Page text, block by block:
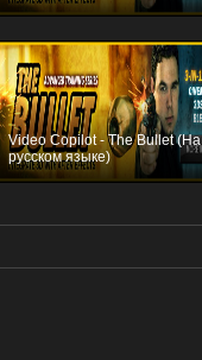
Video Copilot - The Bullet (На
русском языке)